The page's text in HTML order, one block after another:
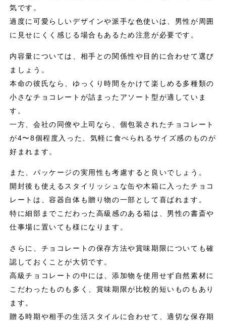
気です。
過度に可愛らしいデザインや派手な色使いは、男性が周囲
に見せにくく感じる場合もあるため注意が必要です。
内容量については、相手との関係性や目的に合わせて選び
ましょう。
本命の彼氏なら、ゆっくり時間をかけて楽しめる多種類の
小さなチョコレートが詰まったアソート型が適していま
す。
一方、会社の同僚や上司なら、個包装されたチョコレート
が4〜8個程度入った、気軽に食べられるサイズ感のものが
好まれます。
また、パッケージの実用性も考慮すると良いでしょう。
開封後も使えるスタイリッシュな缶や木箱に入ったチョコ
レートは、容器自体も贈り物の一部として喜ばれます。
特に細部までこだわった高級感のある箱は、男性の書斎や
仕事場に置いても様になります。
さらに、チョコレートの保存方法や賞味期限についても確
認しておくことが大切です。
高級チョコレートの中には、添加物を使用せず自然素材に
こだわったものも多く、賞味期限が比較的短いものもあり
ます。
贈る時期や相手の生活スタイルに合わせて、適切な保存期